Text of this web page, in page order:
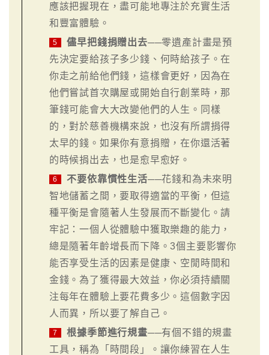
應該把握現在，盡可能地專注於充實生活
和豐富體驗。
5 儘早把錢捐贈出去──零遺產計畫是預
先決定要給孩子多少錢、何時給孩子。在
你走之前給他們錢，這樣會更好，因為在
他們嘗試首次購屋或開始自行創業時，那
筆錢可能會大大改變他們的人生。同樣
的，對於慈善機構來說，也沒有所謂捐得
太早的錢。如果你有意捐贈，在你還活著
的時候捐出去，也是愈早愈好。
6 不要依靠慣性生活──花錢和為未來明
智地儲蓄之間，要取得適當的平衡，但這
種平衡是會隨著人生發展而不斷變化。請
牢記：一個人從體驗中獲取樂趣的能力，
總是隨著年齡增長而下降。3個主要影響你
能否享受生活的因素是健康、空閒時間和
金錢。為了獲得最大效益，你必須持續關
注每年在體驗上要花費多少。這個數字因
人而異，所以要了解自己。
7 根據季節進行規畫──有個不錯的規畫
工具，稱為「時間段」。讓你練習在人生